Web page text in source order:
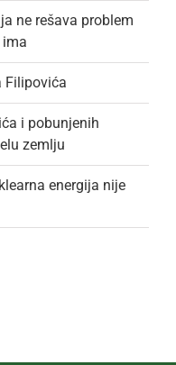
ne rešava problem
ima
Filipovića
i pobunjenih
zemlju
energija nije